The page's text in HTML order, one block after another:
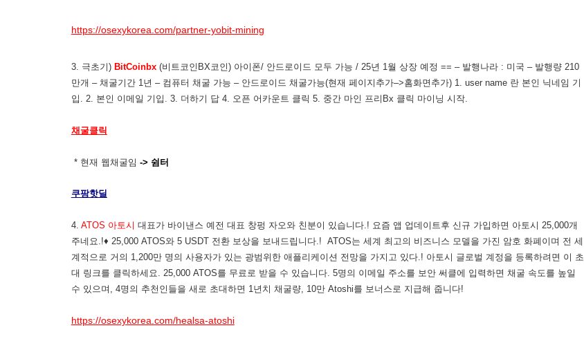
https://osexykorea.com/partner-yobit-mining
3. 극초기) BitCoinbx(비트코인BX코인) 아이폰/ 안드로이드 모두 가능 / 25년 1월 상장 예정 == – 발행나라 : 미국 – 발행량 210
만개 – 채굴기간 1년 – 컴퓨터 채굴 가능 – 안드로이드 채굴가능(현재 페이지추가–>홈화면추가) 1. user name 란 본인 닉네임 기
입. 2. 본인 이메일 기입. 3. 더하기 답 4. 오픈 어카운트 클릭 5. 중간 마인 프리Bx 클릭 마이닝 시작.
채굴클릭
* 현재 웹채굴임 -> 쉼터
쿠팡핫딜
4. ATOS 아토시 대표가 바이낸스 예전 대표 창펑 자오와 친분이 있습니다.! 요즘 앱 업데이트후 신규 가입하면 아토시 25,000개
주네요.!♦ 25,000 ATOS와 5 USDT 전환 보상을 보내드립니다.! ATOS는 세계 최고의 비즈니스 모델을 가진 암호 화폐이며 전 세
계적으로 거의 1,200만 명의 사용자가 있는 광범위한 애플리케이션 전망을 가지고 있다.! 아토시 글로벌 계정을 등록하려면 이 초
대 링크를 클릭하세요. 25,000 ATOS를 무료로 받을 수 있습니다. 5명의 이메일 주소를 보안 써클에 입력하면 채굴 속도를 높일
수 있으며, 4명의 추천인들을 새로 초대하면 1년치 채굴량, 10만 Atoshi를 보너스로 지급해 줍니다!
https://osexykorea.com/healsa-atoshi